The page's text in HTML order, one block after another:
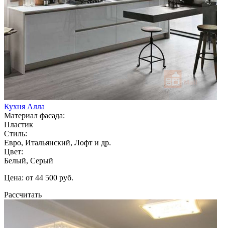
Кухня Алла
Материал фасада:
Пластик
Стиль:
Евро, Итальянский, Лофт и др.
Цвет:
Белый, Серый
Цена: от 44 500 руб.
Рассчитать